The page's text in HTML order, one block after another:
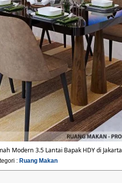
Modern 3.5 Lantai Bapak HDY di Jakarta
:Ruang Makan